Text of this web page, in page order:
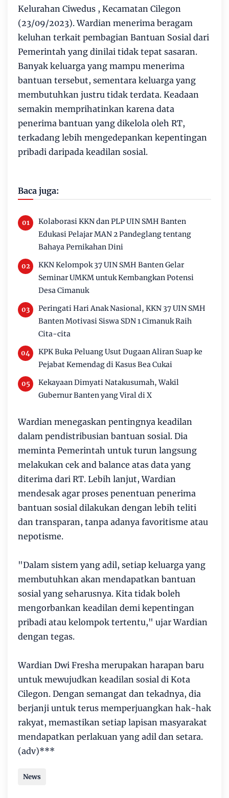
Kelurahan Ciwedus , Kecamatan Cilegon
(23/09/2023). Wardian menerima beragam
keluhan terkait pembagian Bantuan Sosial dari
Pemerintah yang dinilai tidak tepat sasaran.
Banyak keluarga yang mampu menerima
bantuan tersebut, sementara keluarga yang
membutuhkan justru tidak terdata. Keadaan
semakin memprihatinkan karena data
penerima bantuan yang dikelola oleh RT,
terkadang lebih mengedepankan kepentingan
pribadi daripada keadilan sosial.
Baca juga:
Kolaborasi KKN dan PLP UIN SMH Banten
Edukasi Pelajar MAN 2 Pandeglang tentang
Bahaya Pernikahan Dini
KKN Kelompok 37 UIN SMH Banten Gelar
Seminar UMKM untuk Kembangkan Potensi
Desa Cimanuk
Peringati Hari Anak Nasional, KKN 37 UIN SMH
Banten Motivasi Siswa SDN 1 Cimanuk Raih
Cita-cita
KPK Buka Peluang Usut Dugaan Aliran Suap ke
Pejabat Kemendag di Kasus Bea Cukai
Kekayaan Dimyati Natakusumah, Wakil
Gubernur Banten yang Viral di X
Wardian menegaskan pentingnya keadilan
dalam pendistribusian bantuan sosial. Dia
meminta Pemerintah untuk turun langsung
melakukan cek and balance atas data yang
diterima dari RT. Lebih lanjut, Wardian
mendesak agar proses penentuan penerima
bantuan sosial dilakukan dengan lebih teliti
dan transparan, tanpa adanya favoritisme atau
nepotisme.
"Dalam sistem yang adil, setiap keluarga yang
membutuhkan akan mendapatkan bantuan
sosial yang seharusnya. Kita tidak boleh
mengorbankan keadilan demi kepentingan
pribadi atau kelompok tertentu," ujar Wardian
dengan tegas.
Wardian Dwi Fresha merupakan harapan baru
untuk mewujudkan keadilan sosial di Kota
Cilegon. Dengan semangat dan tekadnya, dia
berjanji untuk terus memperjuangkan hak-hak
rakyat, memastikan setiap lapisan masyarakat
mendapatkan perlakuan yang adil dan setara.
(adv)***
News